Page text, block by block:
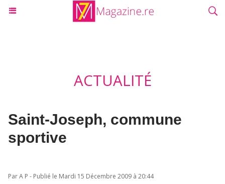
ACTUALITÉ
Saint-Joseph, commune
sportive
Par A P - Publié le Mardi 15 Décembre 2009 à 20:44